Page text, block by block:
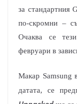
за стандартния
по-скромни –
Очаква се
февруари в
Макар Samsung
датата, се